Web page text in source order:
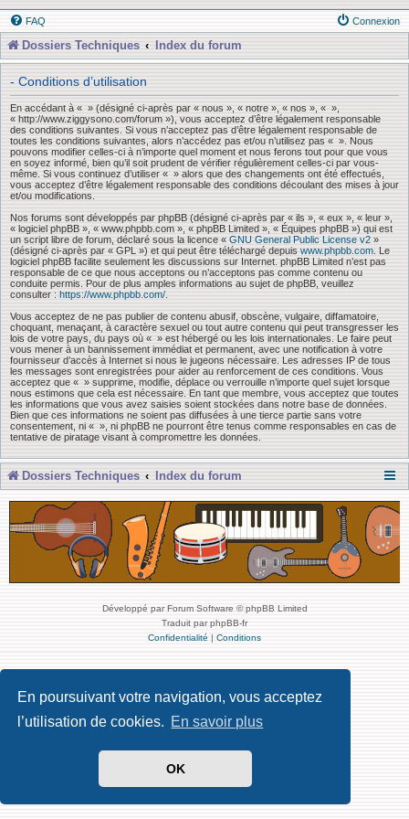
En poursuivant votre navigation, vous acceptez
l’utilisation de cookies. En savoir plus
OK
FAQ Connexion
Dossiers Techniques Index du forum
- Conditions d’utilisation
En accédant à « » (désigné ci-après par « nous », « notre », « nos », « »,
« http://www.ziggysono.com/forum »), vous acceptez d’être légalement responsable
des conditions suivantes. Si vous n’acceptez pas d’être légalement responsable de
toutes les conditions suivantes, alors n’accédez pas et/ou n’utilisez pas « ». Nous
pouvons modifier celles-ci à n’importe quel moment et nous ferons tout pour que vous
en soyez informé, bien qu’il soit prudent de vérifier régulièrement celles-ci par vous-
même. Si vous continuez d’utiliser « » alors que des changements ont été effectués,
vous acceptez d’être légalement responsable des conditions découlant des mises à jour
et/ou modifications.
Nos forums sont développés par phpBB (désigné ci-après par « ils », « eux », « leur »,
« logiciel phpBB », « www.phpbb.com », « phpBB Limited », « Équipes phpBB ») qui est
un script libre de forum, déclaré sous la licence « GNU General Public License v2 »
(désigné ci-après par « GPL ») et qui peut être téléchargé depuis www.phpbb.com . Le
logiciel phpBB facilite seulement les discussions sur Internet. phpBB Limited n’est pas
responsable de ce que nous acceptons ou n’acceptons pas comme contenu ou
conduite permis. Pour de plus amples informations au sujet de phpBB, veuillez
consulter : https://www.phpbb.com/
Vous acceptez de ne pas publier de contenu abusif, obscène, vulgaire, diffamatoire,
choquant, menaçant, à caractère sexuel ou tout autre contenu qui peut transgresser les
lois de votre pays, du pays où « » est hébergé ou les lois internationales. Le faire peut
vous mener à un bannissement immédiat et permanent, avec une notification à votre
fournisseur d’accès à Internet si nous le jugeons nécessaire. Les adresses IP de tous
les messages sont enregistrées pour aider au renforcement de ces conditions. Vous
acceptez que « » supprime, modifie, déplace ou verrouille n’importe quel sujet lorsque
nous estimons que cela est nécessaire. En tant que membre, vous acceptez que toutes
les informations que vous avez saisies soient stockées dans notre base de données.
Bien que ces informations ne soient pas diffusées à une tierce partie sans votre
consentement, ni « », ni phpBB ne pourront être tenus comme responsables en cas de
tentative de piratage visant à compromettre les données.
Dossiers Techniques Index du forum
Développé par Forum Software © phpBB Limited
Traduit par phpBB-fr
Confidentialité | Conditions